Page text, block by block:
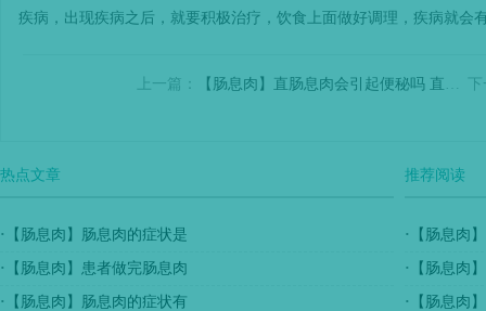
疾病，出现疾病之后，就要积极治疗，饮食上面做好调理，疾病就会
上一篇： 【肠息肉】直肠息肉会引起便秘吗 直肠息肉有哪些症状
热点文章
· 【肠息肉】肠息肉的症状是
· 【肠息肉】患者做完肠息肉
· 【肠息肉】肠息肉的症状有
推荐阅读
· 【肠息肉
· 【肠息肉
· 【肠息肉